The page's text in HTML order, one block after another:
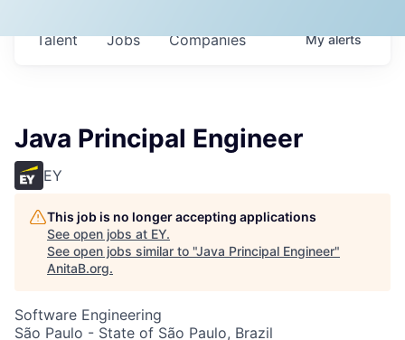
Jobs Companies
Talent Myalerts
Java Principal Engineer
EY
This job is no longer accepting applications
See open jobs at EY.
See open jobs similar to "Java Principal Engineer"
AnitaB.org.
Software Engineering
São Paulo - State of São Paulo, Brazil